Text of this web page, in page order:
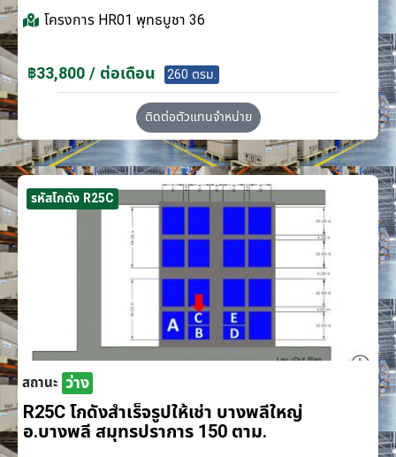
โครงการ HR01 พุทธบูชา 36
฿33,800 / ต่อเดือน 260 ตรม.
ติดต่อตัวแทนจำหน่าย
รหัสโกดัง R25C
สถานะ ว่าง
R25C โกดังสำเร็จรูปให้เช่า บางพลีใหญ่
อ.บางพลี สมุทรปราการ 150 ตาม.